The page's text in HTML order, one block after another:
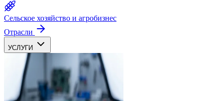
Сельское хозяйство и агробизнес
Отрасли
УСЛУГИ